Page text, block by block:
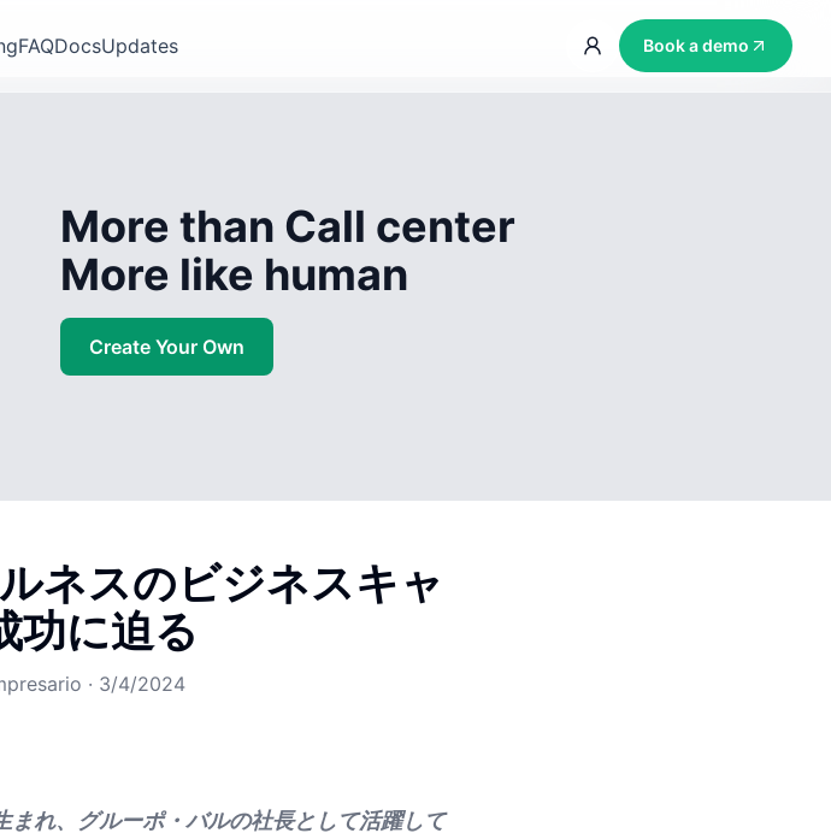
FAQDocsUpdates Book a demo
More than Call center
More like human
Create Your Own
ネスのビジネスキャ
功に迫る
· 3/4/2024
れ、グルーポ・バルの社長として活躍して